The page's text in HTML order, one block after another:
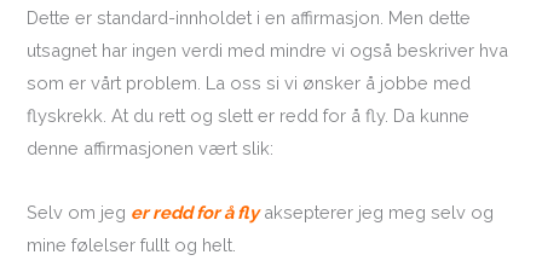
Dette er standard-innholdet i en affirmasjon. Men dette
utsagnet har ingen verdi med mindre vi også beskriver hva
som er vårt problem. La oss si vi ønsker å jobbe med
flyskrekk. At du rett og slett er redd for å fly. Da kunne
denne affirmasjonen vært slik:
Selv om jeg er redd for å fly aksepterer jeg meg selv og
mine følelser fullt og helt.